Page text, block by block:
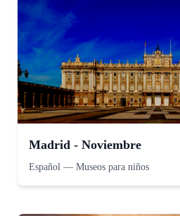
Madrid - Noviembre
Español — Museos para niños